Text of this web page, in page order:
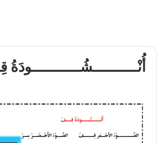
أُنْـــــــــــشُــــــــــــودَةُ